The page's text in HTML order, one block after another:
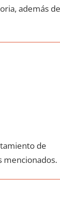
además dе
dе
mencionados.